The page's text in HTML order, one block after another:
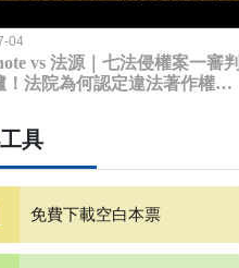
04
vs 法源｜七法侵權案一審判
！法院為何認定違法著作權
具
免費下載空白本票